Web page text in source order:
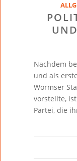
Nachdem
und als
Wormser
vorstellte,
Partei, die